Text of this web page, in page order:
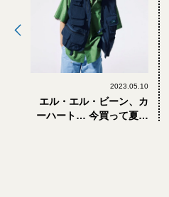
2023.05.10
エル・エル・ビーン、カ
ーハート… 今買って夏も